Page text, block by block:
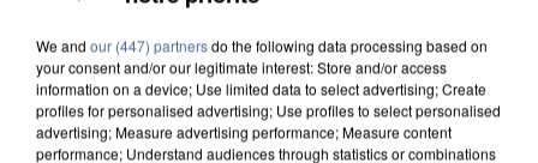
We and our (447) partnersdo the following data processing based on
your consent and/or our legitimate interest: Store and/or access
information on a device; Use limited data to select advertising; Create
profiles for personalised advertising; Use profiles to select personalised
advertising; Measure advertising performance; Measure content
performance; Understand audiences through statistics or combinations